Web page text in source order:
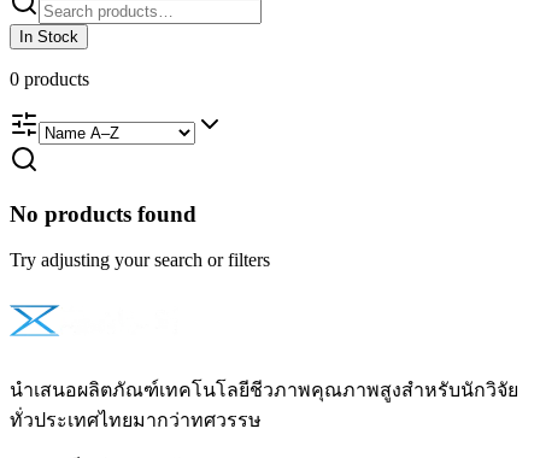
In Stock
0 products
No products found
Try adjusting your search or filters
นำเสนอผลิตภัณฑ์เทคโนโลยีชีวภาพคุณภาพสูงสำหรับนักวิจัย
ทั่วประเทศไทยมากว่าทศวรรษ